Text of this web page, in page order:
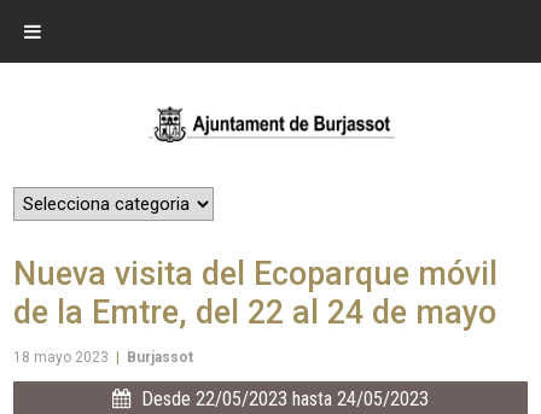
Nueva visita del Ecoparque móvil
de la Emtre, del 22 al 24 de mayo
18 mayo 2023 Burjassot
Desde 22/05/2023 hasta 24/05/2023